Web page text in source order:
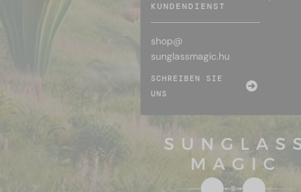
KUNDENDIENST
shop@
sunglassmagic.hu
SCHREIBEN SIE
UNS